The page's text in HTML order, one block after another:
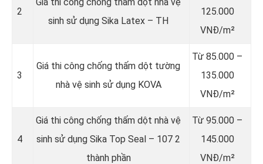
2
sinh sử dụng Sika Latex – TH
125.000
VNĐ/m²
3
Giá thi công chống thấm dột tường
nhà vệ sinh sử dụng KOVA
Từ 85.000 –
135.000
VNĐ/m²
4
Giá thi công chống thấm dột nhà vệ
sinh sử dụng Sika Top Seal – 107 2
thành phần
Từ 95.000 –
145.000
VNĐ/m²